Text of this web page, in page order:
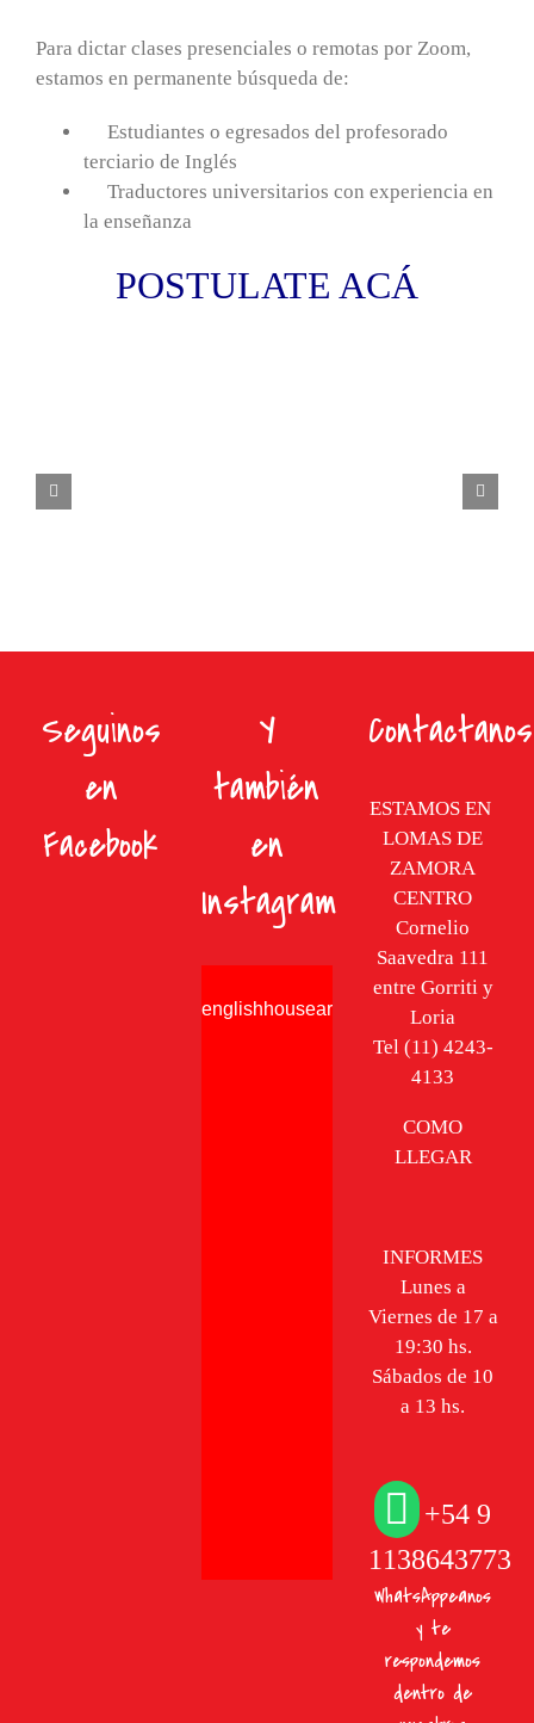
Para dictar clases presenciales o remotas por Zoom,
estamos en permanente búsqueda de:
Estudiantes o egresados del profesorado
terciario de Inglés
Traductores universitarios con experiencia en
la enseñanza
POSTULATE ACÁ
Seguinos
en
Facebook
Y
también
en
Instagram
englishhousearg
Contactanos
ESTAMOS EN
LOMAS DE
ZAMORA
CENTRO
Cornelio
Saavedra 111
entre Gorriti y
Loria
Tel (11) 4243-
4133
COMO
LLEGAR
INFORMES
Lunes a
Viernes de 17 a
19:30 hs.
Sábados de 10
a 13 hs.
+54 9
1138643773
WhatsAppeanos
y te
respondemos
dentro de